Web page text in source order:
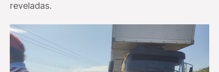
reveladas.